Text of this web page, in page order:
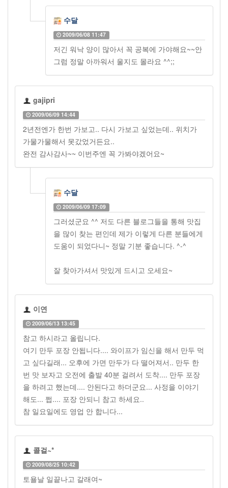
수달
2009/06/08 11:47
저긴 워낙 양이 많아서 꼭 공복에 가야해요~~안
그럼 정말 아까워서 울지도 몰라요 ^^;;
gajipri
2009/06/09 14:44
2년전엔가 한번 가보고.. 다시 가보고 싶었는데.. 위치가
가물가물해서 못갔었거든요..
완전 감사감사~~ 이번주엔 꼭 가봐야겠어요~
수달
2009/06/09 17:09
그러셨군요 ^^ 저도 다른 블로그들을 통해 맛집
을 많이 찾는 편인데 제가 이렇게 다른 분들에게
도움이 되었다니~ 정말 기분 좋습니다. ^-^
잘 찾아가셔서 맛있게 드시고 오세요~
이연
2009/06/13 13:45
참고 하시라고 올립니다.
여기 만두 포장 안됩니다.... 와이프가 임신을 해서 만두 먹
고 싶다길래... 오후에 가면 만두가 다 떨어져서.. 만두 한
번 맛 보자고 오전에 출발 40분 걸려서 도착.... 만두 포장
을 하려고 했는데.... 안된다고 하더군요... 사정을 이야기
해도... 쩝.... 포장 안되니 참고 하세요..
참 일요일에도 영업 안 합니다...
콜걸~*
2009/08/25 10:42
토욜날 일끝나고 갈래여~